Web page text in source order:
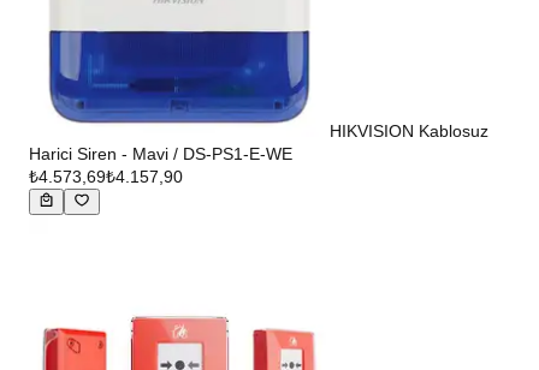
HIKVISION Kablosuz
Harici Siren - Mavi / DS-PS1-E-WE
₺4.573,69₺4.157,90